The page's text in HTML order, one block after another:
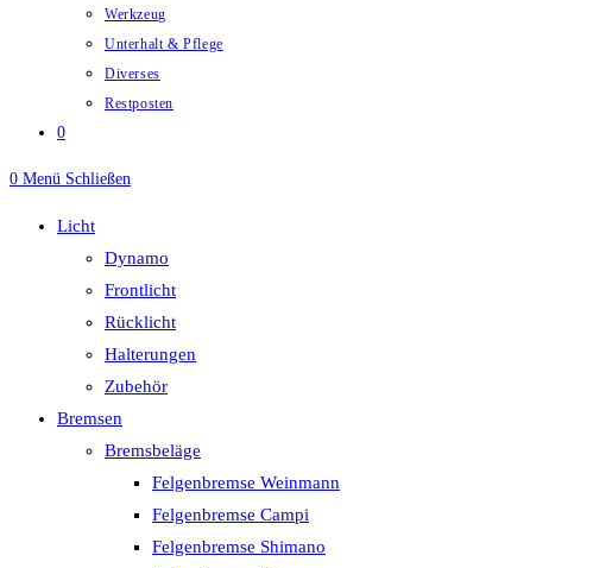
Werkzeug
Unterhalt & Pflege
Diverses
Restposten
0
0 Menü Schließen
Licht
Dynamo
Frontlicht
Rücklicht
Halterungen
Zubehör
Bremsen
Bremsbeläge
Felgenbremse Weinmann
Felgenbremse Campi
Felgenbremse Shimano